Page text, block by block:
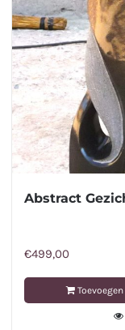
Abstract
€499,00